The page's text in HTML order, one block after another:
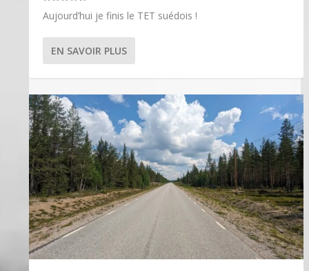
Aujourd’hui je finis le TET suédois !
EN SAVOIR PLUS